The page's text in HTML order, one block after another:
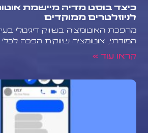
כיצד בוסט מדיה מיישמת
לניוזלטרים ממוקדים
מהפכת האוטומציה בשיווק דיגיטלי
המודרני, אוטומציה שיווקית הפכה לכלי
קראו עוד »